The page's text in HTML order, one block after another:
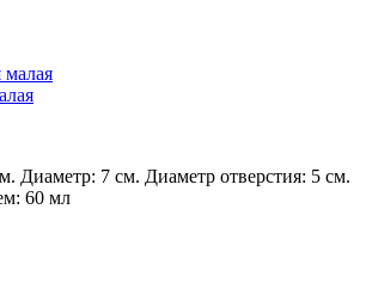
Диаметр: 7 см. Диаметр отверстия: 5 см.
60 мл